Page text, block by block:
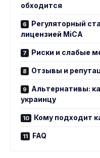
обходится
Регуляторный
лицензией MiCA
Риски и слабые
Отзывы и
Альтернативы:
украинцу
Кому подходит
FAQ